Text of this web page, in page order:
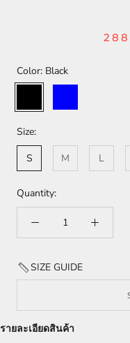
Color: Black
Size:
S
M L
Quantity:
SIZE GUIDE
รายละเอียดสินค้า